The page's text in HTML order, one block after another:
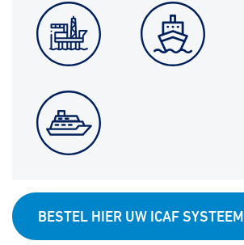
BESTEL HIER UW ICAF SYSTEEM